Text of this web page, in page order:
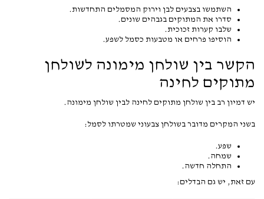
השתמשו בצבעים לבן וירוק המסמלים התחדשות.
סדרו את המתוקים בגבהים שונים.
שלבו קערות זכוכית.
הוסיפו פרחים או מטבעות כסמל לשפע.
הקשר בין שולחן מימונה לשולחן
מתוקים לחינה
יש דמיון רב בין שולחן מתוקים לחינה לבין שולחן מימונה.
בשני המקרים מדובר בשולחן צבעוני שמטרתו לסמל:
שפע.
שמחה.
התחלה חדשה.
עם זאת, יש גם הבדלים: